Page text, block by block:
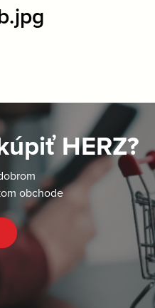
HERZ?
obchode